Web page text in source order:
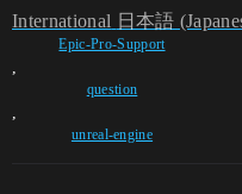
International 日本語
Epic-Pro-Support
,
question
,
unreal-engine